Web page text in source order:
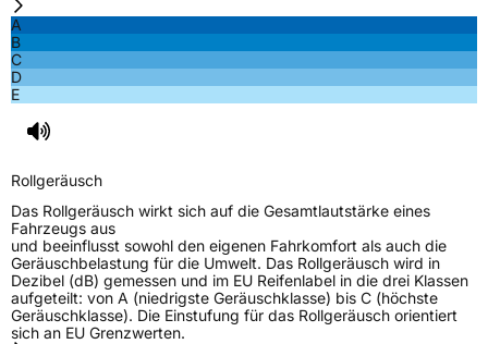
A
B
C
D
E
Rollgeräusch
Das Rollgeräusch wirkt sich auf die Gesamtlautstärke eines
Fahrzeugs aus
und beeinflusst sowohl den eigenen Fahrkomfort als auch die
Geräuschbelastung für die Umwelt. Das Rollgeräusch wird in
Dezibel (dB) gemessen und im EU Reifenlabel in die drei Klassen
aufgeteilt: von A (niedrigste Geräuschklasse) bis C (höchste
Geräuschklasse). Die Einstufung für das Rollgeräusch orientiert
sich an EU Grenzwerten.